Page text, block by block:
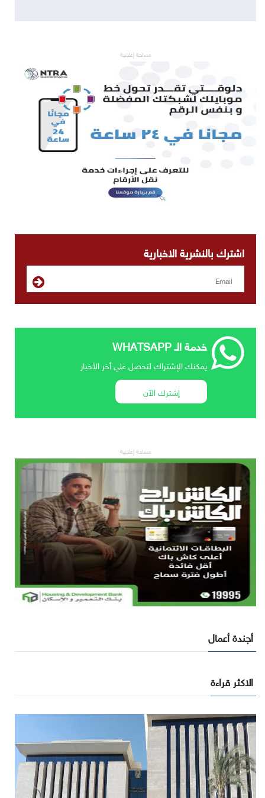
مساحة إعلانية
اشترك بالنشرية الاخبارية
خدمة الـ WHATSAPP
يمكنك الإشتراك لتحصل علي أخر الأخبار
إشترك الآن
مساحة إعلانية
أجندة أعمال
الاكثر قراءة